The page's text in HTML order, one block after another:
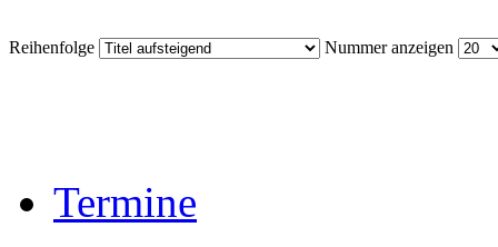
Reihenfolge Nummer anzeigen
Termine